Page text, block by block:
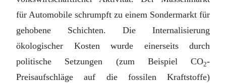
für Automobile schrumpft zu einem Sondermarkt für
gehobene Schichten. Die Internalisierung
ökologischer Kosten wurde einerseits durch
politische Setzungen (zum Beispiel CO2-
Preisaufschläge auf die fossilen Kraftstoffe)